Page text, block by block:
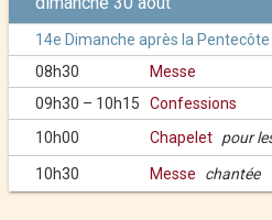
14e Dimanche après la Pentecôte
08h30
Messe
09h30 – 10h15
Confessions
10h00
Chapelet pour
10h30 Messe chantée